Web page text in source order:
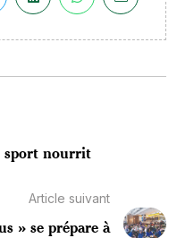
sport nourrit
Article suivant
» se prépare à